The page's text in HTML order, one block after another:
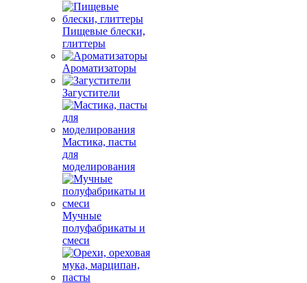
Пищевые блески,
глиттеры
Ароматизаторы
Загустители
Мастика, пасты
для
моделирования
Мучные
полуфабрикаты и
смеси